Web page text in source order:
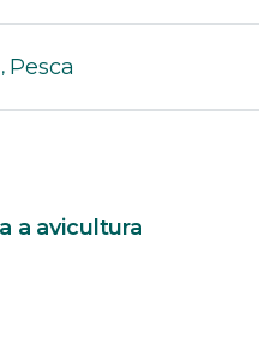
, Pesca
a avicultura